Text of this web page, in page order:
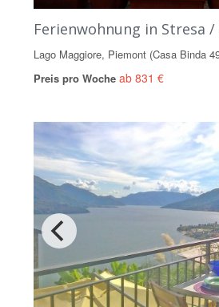
Ferienwohnung in Stresa /
Lago Maggiore, Piemont (Casa Binda
Preis pro Woche ab 831 €